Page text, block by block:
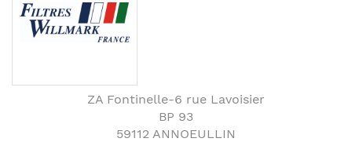
ZA Fontinelle-6 rue Lavoisier
BP 93
59112 ANNOEULLIN